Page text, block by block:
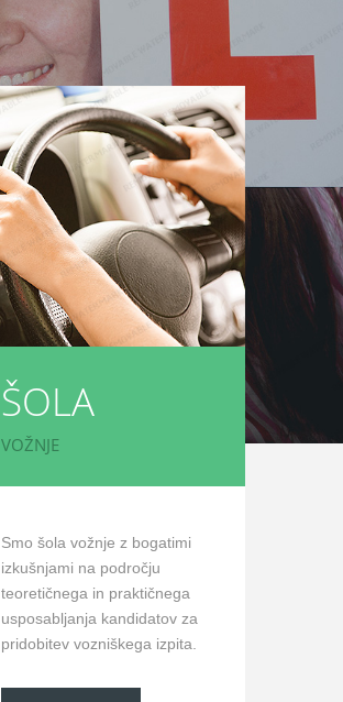
ŠOLA
VOŽNJE
Smo šola vožnje z bogatimi
izkušnjami na področju
teoretičnega in praktičnega
usposabljanja kandidatov za
pridobitev vozniškega izpita.